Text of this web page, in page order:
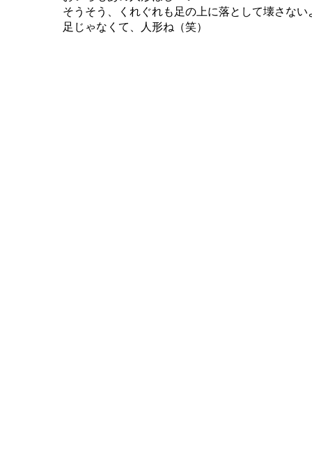
そうそう、くれぐれも足の上に落として壊さない
足じゃなくて、人形ね（笑）